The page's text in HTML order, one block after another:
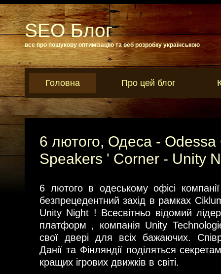
SEO Блог
все про пошукову оптимізацію та веб розробку українською
Головна Про цей блог
6 лютого, Одеса - Odessa
Speakers ' Corner - Unity
6 лютого в одеському офісі
безпрецедентний захід в рамках
Unity Night ! Всесвітньо відомий
платформ , компанія Unity
свої двері для всіх бажаючих.
Данії та Фінляндії поділяться
кращих ігрових движків в світі.